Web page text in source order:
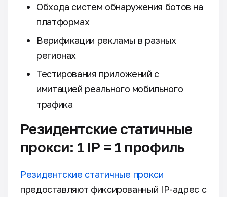
Обхода систем обнаружения ботов на
платформах
Верификации рекламы в разных
регионах
Тестирования приложений с
имитацией реального мобильного
трафика
Резидентские статичные
прокси: 1 IP = 1 профиль
Резидентские статичные прокси
предоставляют фиксированный IP-адрес с